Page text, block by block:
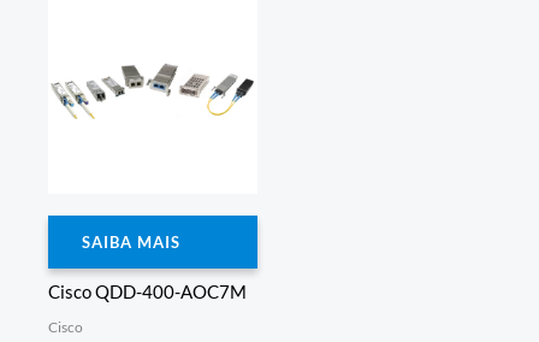
SAIBA MAIS
Cisco QDD-400-AOC7M
Cisco